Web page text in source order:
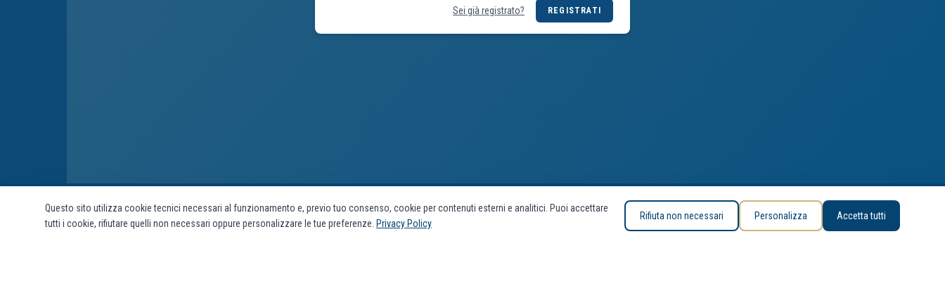
Sei già registrato? REGISTRATI
Questo sito utilizza cookie tecnici necessari al funzionamento e, previo tuo consenso, cookie per contenuti esterni e analitici. Puoi accettare
tutti i cookie, rifiutare quelli non necessari oppure personalizzare le tue preferenze. Privacy Policy
Rifiuta non necessari Personalizza Accetta tutti